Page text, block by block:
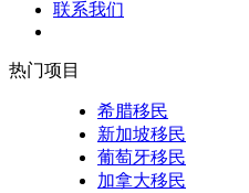
联系我们
热门项目
希腊移民
新加坡移民
葡萄牙移民
加拿大移民